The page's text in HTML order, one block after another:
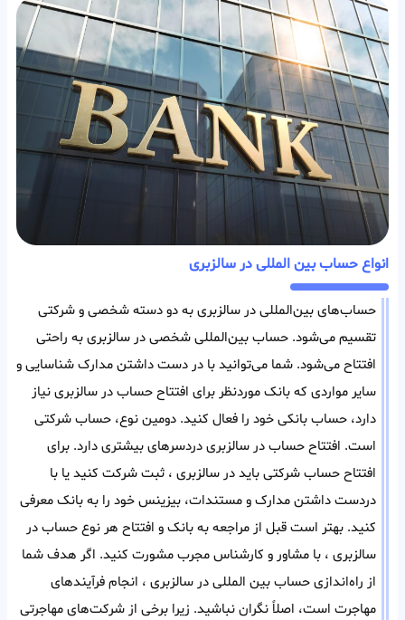
انواع حساب بین المللی در سالزبری
حساب‌های بین‌المللی در سالزبری به دو دسته شخصی و شرکتی
تقسیم می‌شود. حساب بین‌المللی شخصی در سالزبری به راحتی
افتتاح می‌شود. شما می‌توانید با در دست داشتن مدارک شناسایی و
سایر مواردی که بانک مورد‌نظر برای افتتاح حساب در سالزبری نیاز
دارد، حساب بانکی خود را فعال کنید. دومین نوع، حساب شرکتی
است. افتتاح حساب در سالزبری دردسر‌های بیشتری دارد. برای
افتتاح حساب شرکتی باید در سالزبری ، ثبت شرکت کنید یا با
در‌دست داشتن مدارک و مستندات، بیزینس خود را به بانک معرفی
کنید. بهتر است قبل از مراجعه به بانک و افتتاح هر‌ نوع حساب در
سالزبری ، با مشاور و کارشناس مجرب مشورت کنید. اگر هدف شما
از راه‌اندازی حساب بین المللی در سالزبری ، انجام فرآیند‌های
مهاجرت است، اصلاً نگران نباشید. زیرا برخی از شرکت‌های مهاجرتی